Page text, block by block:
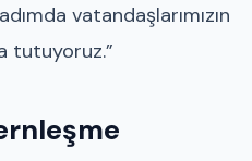
vatandaşlarımızın
tutuyoruz.”